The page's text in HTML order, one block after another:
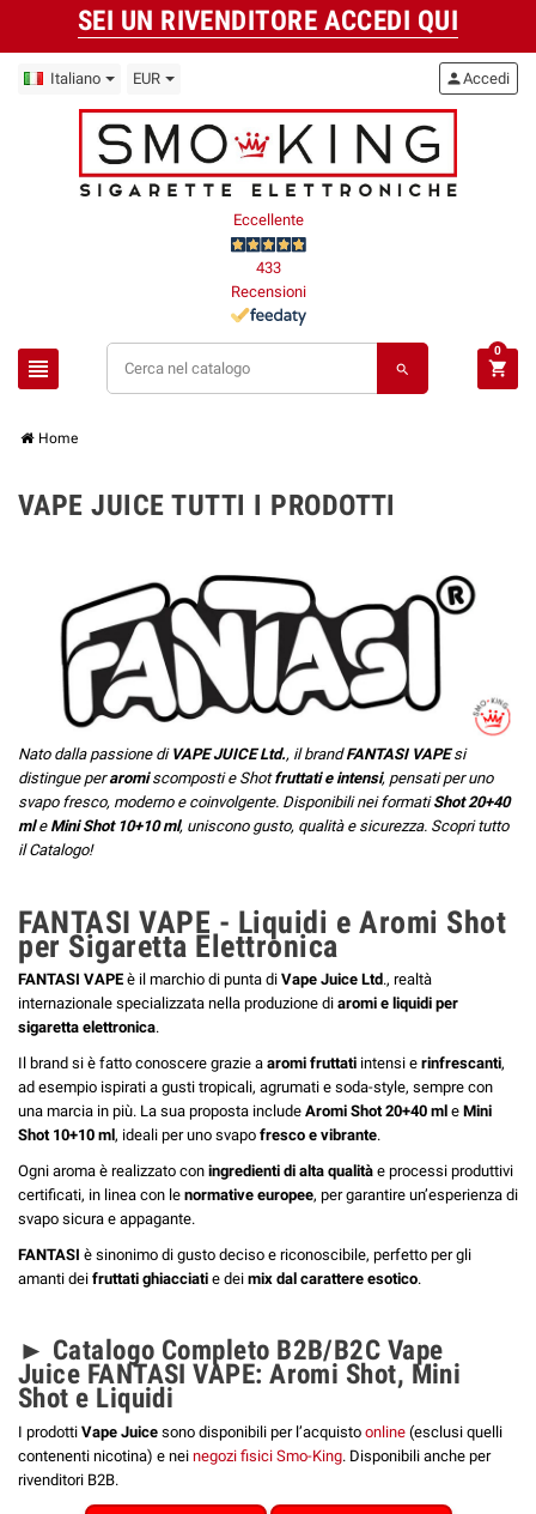
SEI UN RIVENDITORE ACCEDI QUI
Italiano EUR
Eccellente
433
Recensioni
view_headline search
personAccedi
shopping_cart
0
Home
VAPE JUICE TUTTI I PRODOTTI
Nato dalla passione di VAPE JUICE Ltd., il brandFANTASI VAPEsi
distingue peraromiscomposti e Shotfruttati e intensi, pensati per uno
svapo fresco, moderno e coinvolgente. Disponibili nei formatiShot 20+40
mle Mini Shot 10+10 ml, uniscono gusto, qualità e sicurezza. Scopri tutto
il Catalogo!
FANTASI VAPE - Liquidi e Aromi Shot
per Sigaretta Elettronica
FANTASI VAPE è il marchio di punta di Vape Juice Ltd., realtà
internazionale specializzata nella produzione di aromi e liquidi per
sigaretta elettronica.
Il brand si è fatto conoscere grazie a aromi fruttati intensi e rinfrescanti,
ad esempio ispirati a gusti tropicali, agrumati e soda-style, sempre con
una marcia in più. La sua proposta include Aromi Shot 20+40 ml e Mini
Shot 10+10 ml, ideali per uno svapo fresco e vibrante.
Ogni aroma è realizzato con ingredienti di alta qualità e processi produttivi
certificati, in linea con le normative europee, per garantire un’esperienza di
svapo sicura e appagante.
FANTASI è sinonimo di gusto deciso e riconoscibile, perfetto per gli
amanti dei fruttati ghiacciati e dei mix dal carattere esotico.
► Catalogo Completo B2B/B2C Vape
Juice FANTASI VAPE: Aromi Shot, Mini
Shot e Liquidi
I prodotti Vape Juice sono disponibili per l’acquisto online (esclusi quelli
contenenti nicotina) e nei negozi fisici Smo-King. Disponibili anche per
rivenditori B2B.